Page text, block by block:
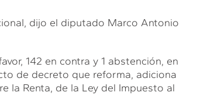
dijo el diputado Marco Antonio
142 en contra y 1 abstención, en
de decreto que reforma, adiciona
la Renta, de la Ley del Impuesto al